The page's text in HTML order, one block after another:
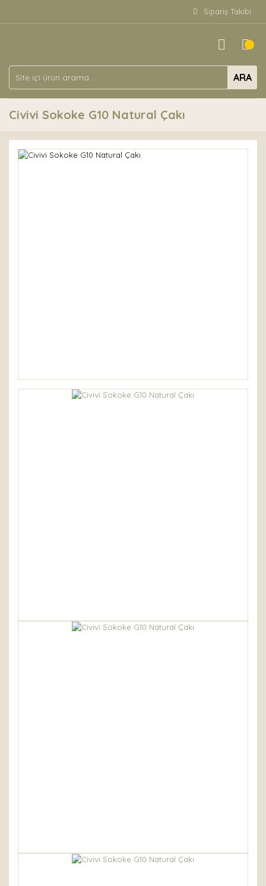
Sipariş Takibi
ARA
Civivi Sokoke G10 Natural Çakı